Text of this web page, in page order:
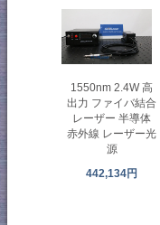
1550nm 2.4W 高
出力 ファイバ結合
レーザー 半導体
赤外線 レーザー光
源
442,134円